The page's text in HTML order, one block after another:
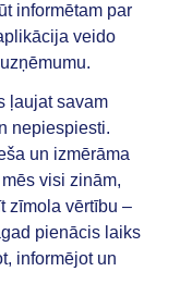
informētam par
veido
ļaujat savam
nepiespiesti.
un izmērāma
visi zinām,
zīmola vērtību –
pienācis laiks
informējot un